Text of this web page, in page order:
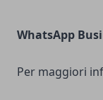
WhatsApp
Per maggiori